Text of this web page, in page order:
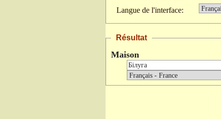
Langue de l'interface:
Résultat
Maison